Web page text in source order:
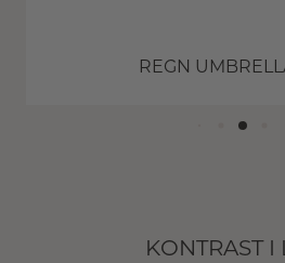
REGN
KONTRAST I